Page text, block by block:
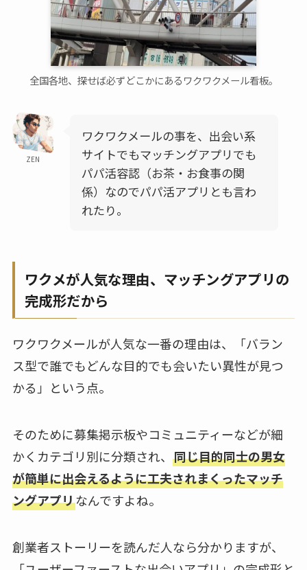
全国各地、探せば必ずどこかにあるワクワクメール看板。
ZEN
ワクワクメールの事を、出会い系
サイトでもマッチングアプリでも
パパ活容認（お茶・お食事の関
係）なのでパパ活アプリとも言わ
れたり。
ワクメが人気な理由、マッチングアプリの
完成形だから
ワクワクメールが人気な一番の理由は、「バラン
ス型で誰でもどんな目的でも会いたい異性が見つ
かる」という点。
そのために募集掲示板やコミュニティーなどが細
かくカテゴリ別に分類され、 同じ目的同士の男女
が簡単に出会えるように工夫されまくったマッチ
ングアプリなんですよね。
創業者ストーリーを読んだ人なら分かりますが、